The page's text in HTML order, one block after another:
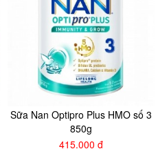
Sữa Nan Optipro Plus HMO số 3
850g
415.000 đ